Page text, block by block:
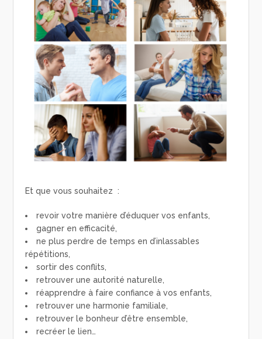
Et que vous souhaitez :
revoir votre manière d’éduquer vos enfants,
gagner en efficacité,
ne plus perdre de temps en d’inlassables
répétitions,
sortir des conflits,
retrouver une autorité naturelle,
réapprendre à faire confiance à vos enfants,
retrouver une harmonie familiale,
retrouver le bonheur d’être ensemble,
recréer le lien…